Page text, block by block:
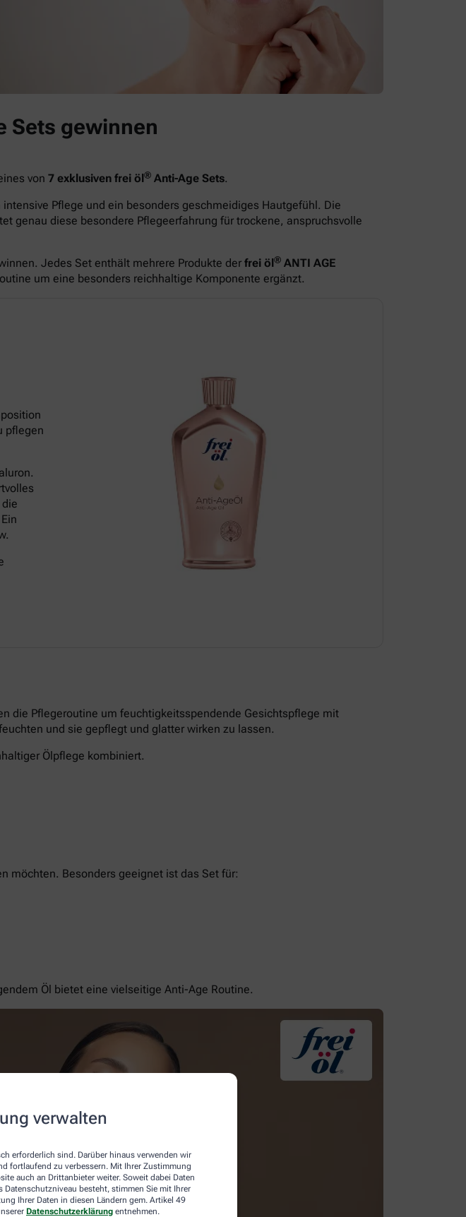
verwalten
erforderlich sind. Darüber hinaus verwenden wir
fortlaufend zu verbessern. Mit Ihrer Zustimmung
auch an Drittanbieter weiter. Soweit dabei Daten
Datenschutzniveau besteht, stimmen Sie mit Ihrer
Ihrer Daten in diesen Ländern gem. Artikel 49
Datenschutzerklärung entnehmen.
Sets gewinnen
von 7 exklusiven frei öl® Anti-Age Sets.
Pflege und ein besonders geschmeidiges Hautgefühl. Die
genau diese besondere Pflegeerfahrung für trockene, anspruchsvolle
Jedes Set enthält mehrere Produkte der frei öl® ANTI AGE
um eine besonders reichhaltige Komponente ergänzt.
pflegen
die Pflegeroutine um feuchtigkeitsspendende Gesichtspflege mit
und sie gepflegt und glatter wirken zu lassen.
Ölpflege kombiniert.
möchten. Besonders geeignet ist das Set für:
Öl bietet eine vielseitige Anti-Age Routine.